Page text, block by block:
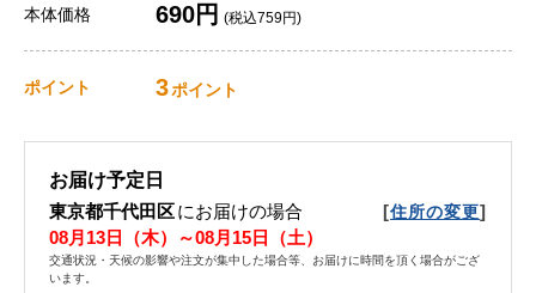
本体価格 690円 (税込759円)
ポイント 3ポイント
お届け予定日
東京都千代田区にお届けの場合 [住所の変更]
08月13日（木）～08月15日（土）
交通状況・天候の影響や注文が集中した場合等、お届けに時間を頂く場合がござ
います。